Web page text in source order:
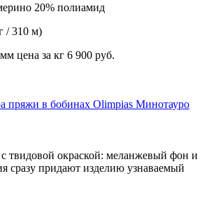
20% полиамид
/ 310 м)
цена за кг 6 900 руб.
твидовой окраской: меланжевый фон и
сразу придают изделию узнаваемый